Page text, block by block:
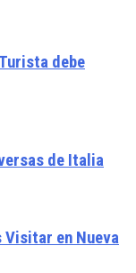
debe
de Italia
Visitar en Nueva